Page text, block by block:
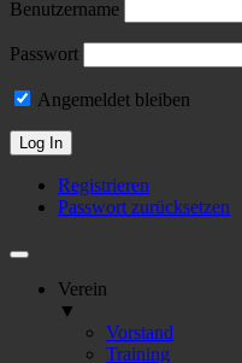
Benutzername
Passwort
Angemeldet bleiben
Registrieren
Passwort zurücksetzen
Verein
▼
Vorstand
Training